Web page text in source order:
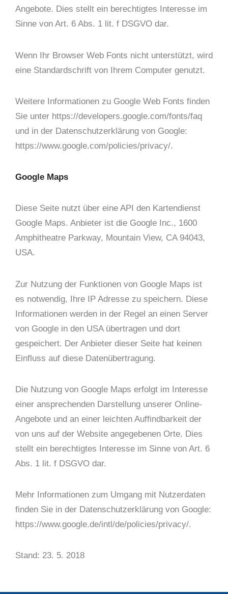
Angebote. Dies stellt ein berechtigtes Interesse im
Sinne von Art. 6 Abs. 1 lit. f DSGVO dar.
Wenn Ihr Browser Web Fonts nicht unterstützt, wird
eine Standardschrift von Ihrem Computer genutzt.
Weitere Informationen zu Google Web Fonts finden
Sie unter https://developers.google.com/fonts/faq
und in der Datenschutzerklärung von Google:
https://www.google.com/policies/privacy/.
Google Maps
Diese Seite nutzt über eine API den Kartendienst
Google Maps. Anbieter ist die Google Inc., 1600
Amphitheatre Parkway, Mountain View, CA 94043,
USA.
Zur Nutzung der Funktionen von Google Maps ist
es notwendig, Ihre IP Adresse zu speichern. Diese
Informationen werden in der Regel an einen Server
von Google in den USA übertragen und dort
gespeichert. Der Anbieter dieser Seite hat keinen
Einfluss auf diese Datenübertragung.
Die Nutzung von Google Maps erfolgt im Interesse
einer ansprechenden Darstellung unserer Online-
Angebote und an einer leichten Auffindbarkeit der
von uns auf der Website angegebenen Orte. Dies
stellt ein berechtigtes Interesse im Sinne von Art. 6
Abs. 1 lit. f DSGVO dar.
Mehr Informationen zum Umgang mit Nutzerdaten
finden Sie in der Datenschutzerklärung von Google:
https://www.google.de/intl/de/policies/privacy/.
Stand: 23. 5. 2018